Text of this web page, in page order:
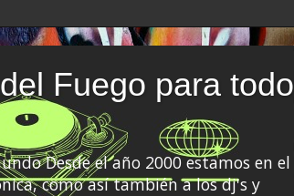
Fuego para todo
Desde el año 2000 estamos en el
como así también a los dj's y